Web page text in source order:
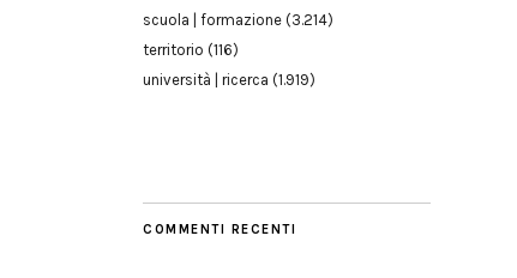
scuola | formazione (3.214)
territorio (116)
università | ricerca (1.919)
COMMENTI RECENTI